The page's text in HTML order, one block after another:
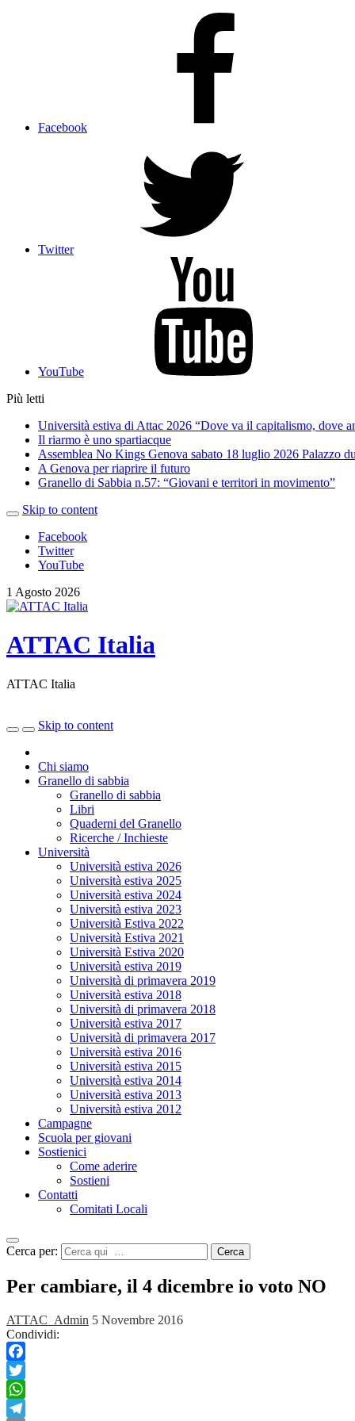
Facebook
Twitter
YouTube
Più letti
Università estiva di Attac 2026 “Dove va il capitalismo, dove
Il riarmo è uno spartiacque
Assemblea No Kings Genova sabato 18 luglio 2026 Palazzo
A Genova per riaprire il futuro
Granello di Sabbia n.57: “Giovani e territori in movimento”
Skip to content
Facebook
Twitter
YouTube
1 Agosto 2026
ATTAC Italia
ATTAC Italia
Skip to content
Chi siamo
Granello di sabbia
Granello di sabbia
Libri
Quaderni del Granello
Ricerche / Inchieste
Università
Università estiva 2026
Università estiva 2025
Università estiva 2024
Università estiva 2023
Università Estiva 2022
Università Estiva 2021
Università Estiva 2020
Università estiva 2019
Università di primavera 2019
Università estiva 2018
Università di primavera 2018
Università estiva 2017
Università di primavera 2017
Università estiva 2016
Università estiva 2015
Università estiva 2014
Università estiva 2013
Università estiva 2012
Campagne
Scuola per giovani
Sostienici
Come aderire
Sostieni
Contatti
Comitati Locali
Cerca per: Cerca
Per cambiare, il 4 dicembre io voto NO
ATTAC_Admin 5 Novembre 2016
Condividi:
Facebook
Twitter
WhatsApp